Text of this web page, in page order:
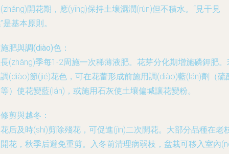
開花期，應(yīng)保持土壤濕潤(rùn)但不積水。“見干見
是基本原則。
肥與調(diào)色：
(zhǎng)季每1-2周施一次稀薄液肥。花芽分化期增施磷鉀肥。
(diào)節(jié)花色，可在花蕾形成前施用調(diào)藍(lán)劑（硫
）使花變藍(lán)，或施用石灰使土壤偏堿讓花變粉。
剪與越冬：
后及時(shí)剪除殘花，可促進(jìn)二次開花。大部分品種在老
花，秋季后避免重剪。入冬前清理病弱枝，盆栽可移入室內